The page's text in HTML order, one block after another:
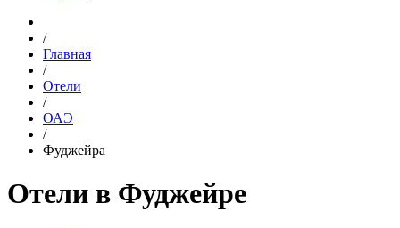
/
Главная
/
Отели
/
ОАЭ
/
Фуджейра
Отели в Фуджейре